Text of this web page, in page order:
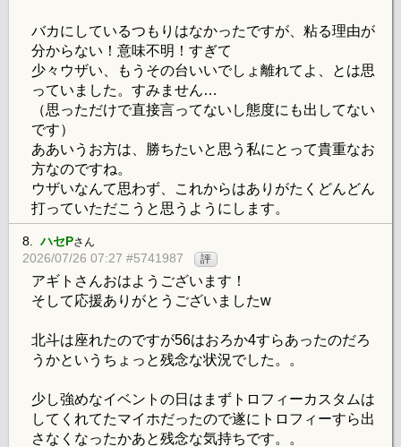
バカにしているつもりはなかったですが、粘る理由が
分からない！意味不明！すぎて
少々ウザい、もうその台いいでしょ離れてよ、とは思
っていました。すみません…
（思っただけで直接言ってないし態度にも出してない
です）
ああいうお方は、勝ちたいと思う私にとって貴重なお
方なのですね。
ウザいなんて思わず、これからはありがたくどんどん
打っていただこうと思うようにします。
8.ハセPさん
2026/07/26 07:27 #5741987 評
アギトさんおはようございます！
そして応援ありがとうございましたw
北斗は座れたのですが56はおろか4すらあったのだろ
うかというちょっと残念な状況でした。。
少し強めなイベントの日はまずトロフィーカスタムは
してくれてたマイホだったので遂にトロフィーすら出
さなくなったかあと残念な気持ちです。。